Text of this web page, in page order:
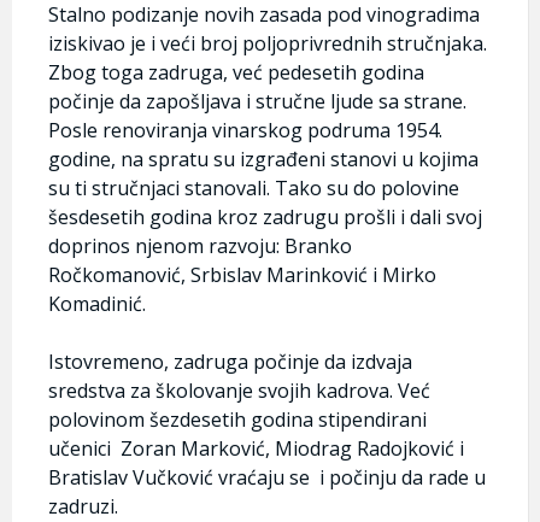
Stalno podizanje novih zasada pod vinogradima
iziskivao je i veći broj poljoprivrednih stručnjaka.
Zbog toga zadruga, već pedesetih godina
počinje da zapošljava i stručne ljude sa strane.
Posle renoviranja vinarskog podruma 1954.
godine, na spratu su izgrađeni stanovi u kojima
su ti stručnjaci stanovali. Tako su do polovine
šesdesetih godina kroz zadrugu prošli i dali svoj
doprinos njenom razvoju: Branko
Ročkomanović, Srbislav Marinković i Mirko
Komadinić.
Istovremeno, zadruga počinje da izdvaja
sredstva za školovanje svojih kadrova. Već
polovinom šezdesetih godina stipendirani
učenici Zoran Marković, Miodrag Radojković i
Bratislav Vučković vraćaju se i počinju da rade u
zadruzi.